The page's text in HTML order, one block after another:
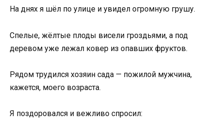
На днях я шёл по улице и увидел огромную грушу.
Спелые, жёлтые плоды висели гроздьями, а под
деревом уже лежал ковер из опавших фруктов.
Рядом трудился хозяин сада — пожилой мужчина,
кажется, моего возраста.
Я поздоровался и вежливо спросил: